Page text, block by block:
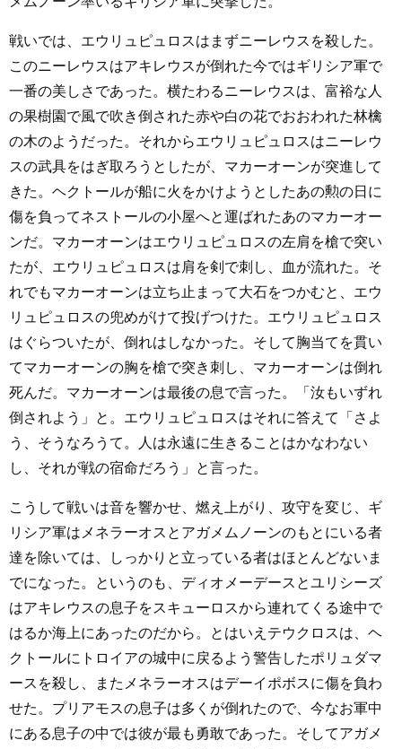
戦いでは、エウリュピュロスはまずニーレウスを殺した。
このニーレウスはアキレウスが倒れた今ではギリシア軍で
一番の美しさであった。横たわるニーレウスは、富裕な人
の果樹園で風で吹き倒された赤や白の花でおおわれた林檎
の木のようだった。それからエウリュピュロスはニーレウ
スの武具をはぎ取ろうとしたが、マカーオーンが突進して
きた。ヘクトールが船に火をかけようとしたあの勲の日に
傷を負ってネストールの小屋へと運ばれたあのマカーオー
ンだ。マカーオーンはエウリュピュロスの左肩を槍で突い
たが、エウリュピュロスは肩を剣で刺し、血が流れた。そ
れでもマカーオーンは立ち止まって大石をつかむと、エウ
リュピュロスの兜めがけて投げつけた。エウリュピュロス
はぐらついたが、倒れはしなかった。そして胸当てを貫い
てマカーオーンの胸を槍で突き刺し、マカーオーンは倒れ
死んだ。マカーオーンは最後の息で言った。「汝もいずれ
倒されよう」と。エウリュピュロスはそれに答えて「さよ
う、そうなろうて。人は永遠に生きることはかなわない
し、それが戦の宿命だろう」と言った。
こうして戦いは音を響かせ、燃え上がり、攻守を変じ、ギ
リシア軍はメネラーオスとアガメムノーンのもとにいる者
達を除いては、しっかりと立っている者はほとんどないま
でになった。というのも、ディオメーデースとユリシーズ
はアキレウスの息子をスキューロスから連れてくる途中で
はるか海上にあったのだから。とはいえテウクロスは、ヘ
クトールにトロイアの城中に戻るよう警告したポリュダマ
ースを殺し、またメネラーオスはデーイポボスに傷を負わ
せた。プリアモスの息子は多くが倒れたので、今なお軍中
にある息子の中では彼が最も勇敢であった。そしてアガメ